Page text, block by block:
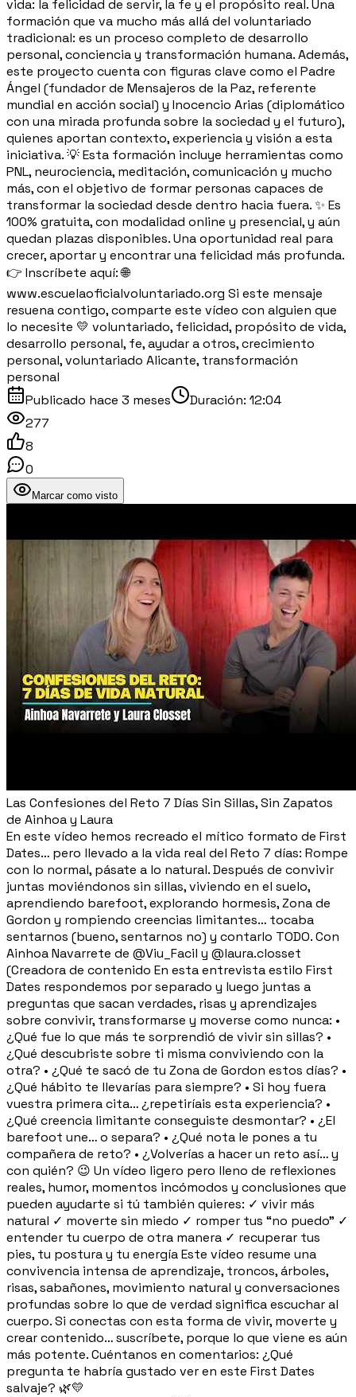
vida: la felicidad de servir, la fe y el propósito real. Una
formación que va mucho más allá del voluntariado
tradicional: es un proceso completo de desarrollo
personal, conciencia y transformación humana. Además,
este proyecto cuenta con figuras clave como el Padre
Ángel (fundador de Mensajeros de la Paz, referente
mundial en acción social) y Inocencio Arias (diplomático
con una mirada profunda sobre la sociedad y el futuro),
quienes aportan contexto, experiencia y visión a esta
iniciativa. 💡 Esta formación incluye herramientas como
PNL, neurociencia, meditación, comunicación y mucho
más, con el objetivo de formar personas capaces de
transformar la sociedad desde dentro hacia fuera. ✨ Es
100% gratuita, con modalidad online y presencial, y aún
quedan plazas disponibles. Una oportunidad real para
crecer, aportar y encontrar una felicidad más profunda.
👉 Inscríbete aquí: 🌐
www.escuelaoficialvoluntariado.org Si este mensaje
resuena contigo, comparte este vídeo con alguien que
lo necesite 💛 voluntariado, felicidad, propósito de vida,
desarrollo personal, fe, ayudar a otros, crecimiento
personal, voluntariado Alicante, transformación
personal
Publicado hace 3 meses Duración: 12:04
277
8
0
Marcar como visto
Las Confesiones del Reto 7 Días Sin Sillas, Sin Zapatos
de Ainhoa y Laura
En este vídeo hemos recreado el mítico formato de First
Dates… pero llevado a la vida real del Reto 7 días: Rompe
con lo normal, pásate a lo natural. Después de convivir
juntas moviéndonos sin sillas, viviendo en el suelo,
aprendiendo barefoot, explorando hormesis, Zona de
Gordon y rompiendo creencias limitantes… tocaba
sentarnos (bueno, sentarnos no) y contarlo TODO. Con
Ainhoa Navarrete de @Viu_Facil y @laura.closset
(Creadora de contenido En esta entrevista estilo First
Dates respondemos por separado y luego juntas a
preguntas que sacan verdades, risas y aprendizajes
sobre convivir, transformarse y moverse como nunca: •
¿Qué fue lo que más te sorprendió de vivir sin sillas? •
¿Qué descubriste sobre ti misma conviviendo con la
otra? • ¿Qué te sacó de tu Zona de Gordon estos días? •
¿Qué hábito te llevarías para siempre? • Si hoy fuera
vuestra primera cita… ¿repetiríais esta experiencia? •
¿Qué creencia limitante conseguiste desmontar? • ¿El
barefoot une… o separa? • ¿Qué nota le pones a tu
compañera de reto? • ¿Volverías a hacer un reto así… y
con quién? 😉 Un vídeo ligero pero lleno de reflexiones
reales, humor, momentos incómodos y conclusiones que
pueden ayudarte si tú también quieres: ✓ vivir más
natural ✓ moverte sin miedo ✓ romper tus “no puedo” ✓
entender tu cuerpo de otra manera ✓ recuperar tus
pies, tu postura y tu energía Este vídeo resume una
convivencia intensa de aprendizaje, troncos, árboles,
risas, sabañones, movimiento natural y conversaciones
profundas sobre lo que de verdad significa escuchar al
cuerpo. Si conectas con esta forma de vivir, moverte y
crear contenido… suscríbete, porque lo que viene es aún
más potente. Cuéntanos en comentarios: ¿Qué
pregunta te habría gustado ver en este First Dates
salvaje? 🌿💛